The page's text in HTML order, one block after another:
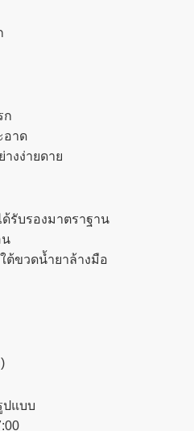
ก
อาด
งง่ายดาย
รับรองมาตราฐาน
น
ต้ขวดน้ำยาล้างมือ
ปแบบ